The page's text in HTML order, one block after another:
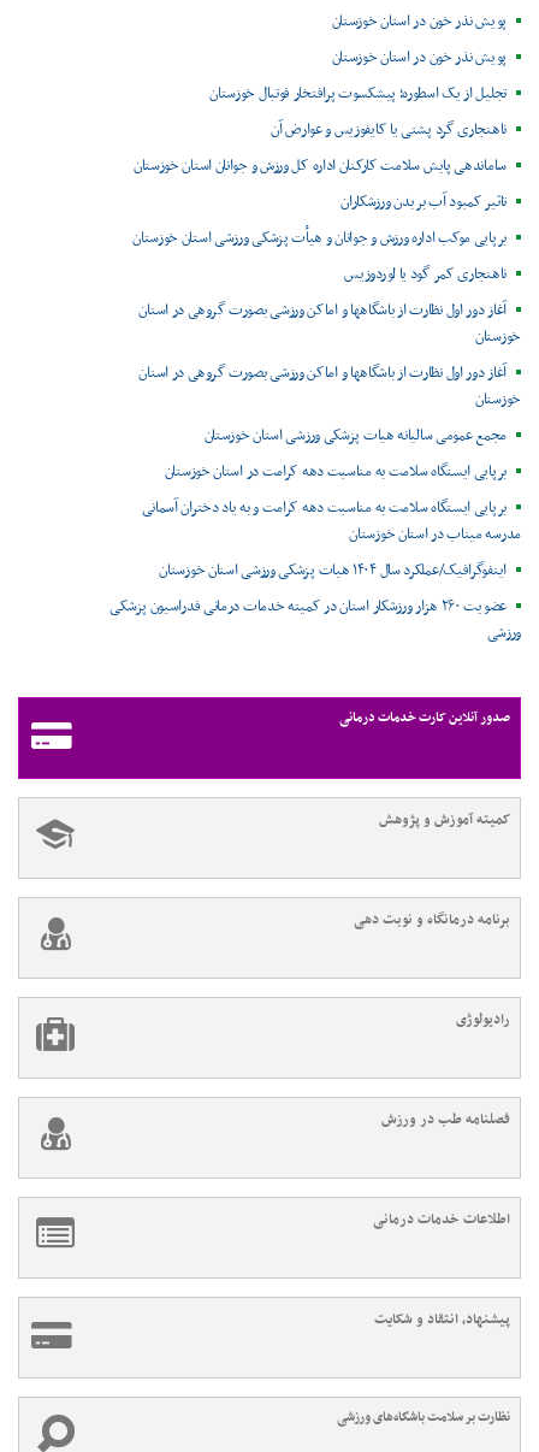
پویش نذر خون در استان خوزستان
پویش نذر خون در استان خوزستان
تجلیل از یک اسطوره؛ پیشکسوت پرافتخار فوتبال خوزستان
ناهنجاری گرد پشتی یا کایفوزیس و عوارض آن
ساماندهی پایش سلامت کارکنان اداره کل ورزش و جوانان استان خوزستان
تاثیر کمبود آب بر بدن ورزشکاران
برپایی موکب اداره ورزش و جوانان و هیأت پزشکی ورزشی استان خوزستان
ناهنجاری کمر گود یا لوردوزیس
آغاز دور اول نظارت از باشگاهها و اماکن ورزشی بصورت گروهی در استان
خوزستان
آغاز دور اول نظارت از باشگاهها و اماکن ورزشی بصورت گروهی در استان
خوزستان
مجمع عمومی سالیانه هیات پزشکی ورزشی استان خوزستان
برپایی ایستگاه سلامت به مناسبت دهه کرامت در استان خوزستان
برپایی ایستگاه سلامت به مناسبت دهه کرامت و به یاد دختران آسمانی
مدرسه میناب در استان خوزستان
اینفوگرافیک/عملکرد سال ۱۴۰۴ هیات پزشکی ورزشی استان خوزستان
عضویت ۲۶۰ هزار ورزشکار استان در کمیته خدمات درمانی فدراسیون پزشکی
ورزشی
صدور آنلاین کارت خدمات درمانی
کمیته آموزش و پژوهش
برنامه درمانگاه و نوبت دهی
رادیولوژی
فصلنامه طب در ورزش
اطلاعات خدمات درمانی
پیشنهاد، انتقاد و شکایت
نظارت بر سلامت باشگاه‌های ورزشی